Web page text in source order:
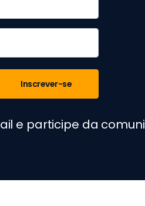
Inscrever-se
e participe da